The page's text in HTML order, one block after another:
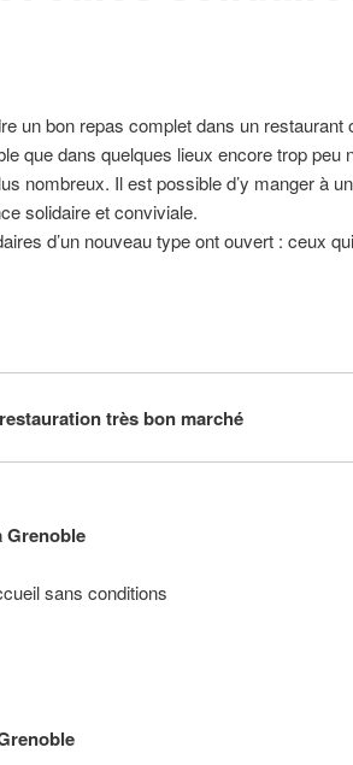
un bon repas complet dans un restaurant
que dans quelques lieux encore trop peu
nombreux. Il est possible d’y manger à
solidaire et conviviale.
d’un nouveau type ont ouvert : ceux qui
très bon marché
Grenoble
sans conditions